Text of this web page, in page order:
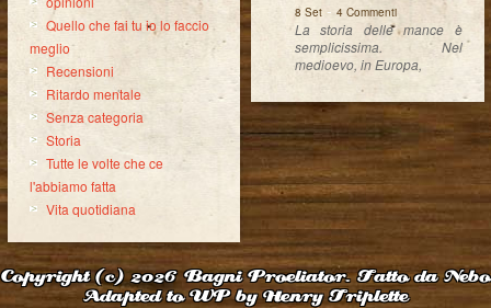
Quello che fai tu io lo faccio
meglio
Recensioni
Ritardo mentale
Senza categoria
Storia
Tutte le volte che ce
l'abbiamo fatta
Vita quotidiana
8 Set- 4 Commenti
La storia delle mance è
semplicissima. Nel
medioevo, in Europa,
Copyright (c) 2026Bagni Proeliator. Fatto da Nebo
Adapted to WP by Henry Triplette